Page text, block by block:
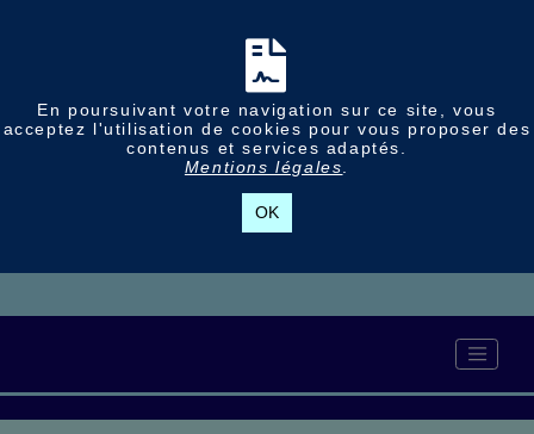
En poursuivant votre navigation sur ce site, vous
acceptez l'utilisation de cookies pour vous proposer des
contenus et services adaptés.
Mentions légales
OK